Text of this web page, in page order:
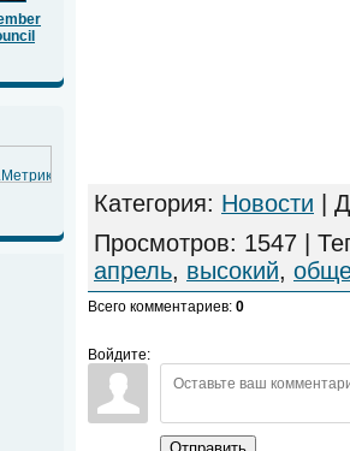
Категория: Новости |
Просмотров: 1547 |
апрель, высокий,
Всего комментариев: 0
Войдите: